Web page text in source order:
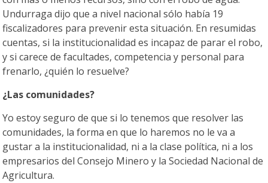
Undurraga dijo que a nivel nacional sólo había 19
fiscalizadores para prevenir esta situación. En resumidas
cuentas, si la institucionalidad es incapaz de parar el robo,
y si carece de facultades, competencia y personal para
frenarlo, ¿quién lo resuelve?
¿Las comunidades?
Yo estoy seguro de que si lo tenemos que resolver las
comunidades, la forma en que lo haremos no le va a
gustar a la institucionalidad, ni a la clase política, ni a los
empresarios del Consejo Minero y la Sociedad Nacional de
Agricultura.